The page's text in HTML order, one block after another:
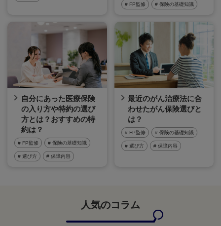
# FP監修 # 保険の基礎知識
自分にあった医療保険
の入り方や特約の選び
方とは？おすすめの特
約は？
# FP監修 # 保険の基礎知識
# 選び方 # 保障内容
最近のがん治療法に合
わせたがん保険選びと
は？
# FP監修 # 保険の基礎知識
# 選び方 # 保障内容
人気のコラム